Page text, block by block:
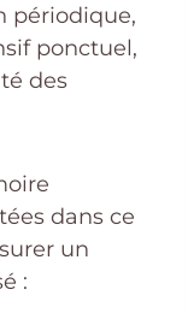
périodique,
ponctuel,
des
dans ce
un
: